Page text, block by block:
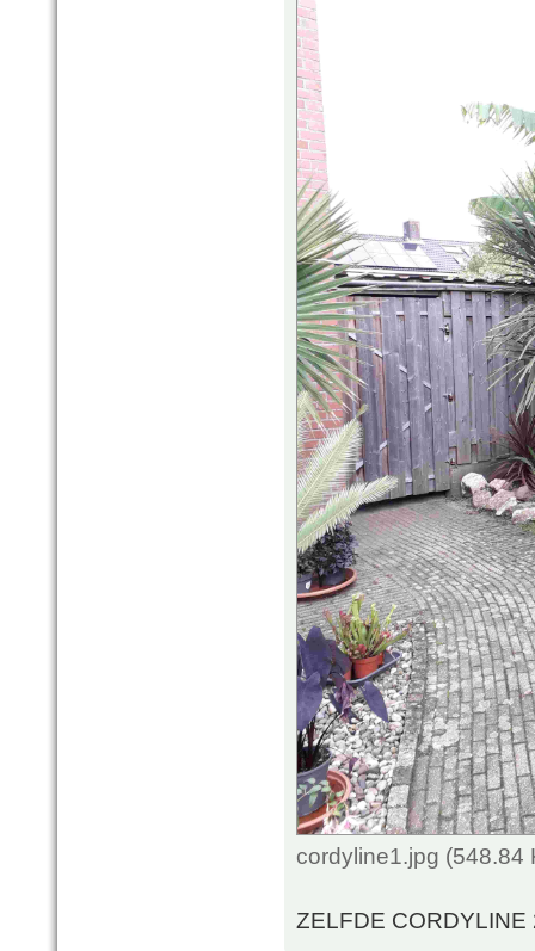
cordyline1.jpg (548.84
ZELFDE CORDYLINE